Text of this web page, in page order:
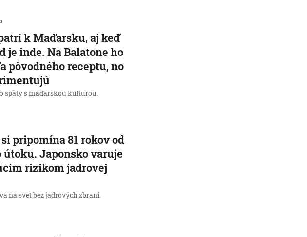
k Maďarsku, aj keď
je inde. Na Balatone ho
pôvodného receptu, no
spätý s maďarskou kultúrou.
pripomína 81 rokov od
útoku. Japonsko varuje
rizikom jadrovej
na svet bez jadrových zbraní.